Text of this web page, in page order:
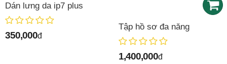
Dán lưng da ip7 plus
350,000đ
Tập hồ sơ đa năng
1,400,000đ